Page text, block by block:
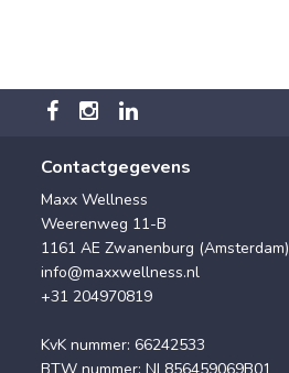
Contactgegevens
Maxx Wellness
Weerenweg 11-B
1161 AE Zwanenburg (Amsterdam)
info@maxxwellness.nl
+31 204970819
KvK nummer: 66242533